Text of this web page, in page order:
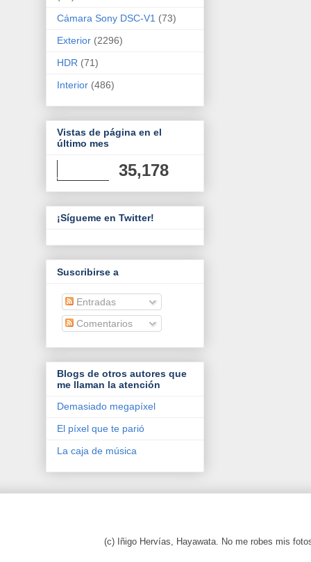
Cámara Sony DSC-V1 (73)
Exterior (2296)
HDR (71)
Interior (486)
Vistas de página en el
último mes
35,178
¡Sígueme en Twitter!
Suscribirse a
Entradas
Comentarios
Blogs de otros autores que
me llaman la atención
Demasiado megapíxel
El píxel que te parió
La caja de música
(c) Iñigo Hervías, Hayawata. No me robes mis